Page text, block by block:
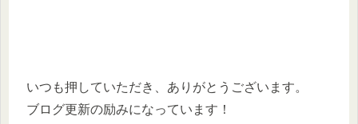
いつも押していただき、ありがとうございます。
ブログ更新の励みになっています！